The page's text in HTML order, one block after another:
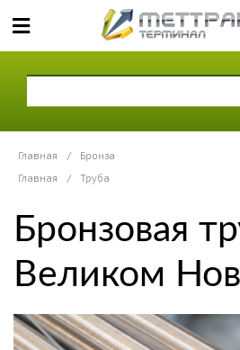
Главная /
Бронза
Главная
/ Труба
Бронзовая
Великом